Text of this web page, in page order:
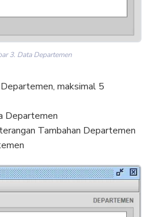
3. Data Departemen
maksimal 5
Departemen
Tambahan Departemen